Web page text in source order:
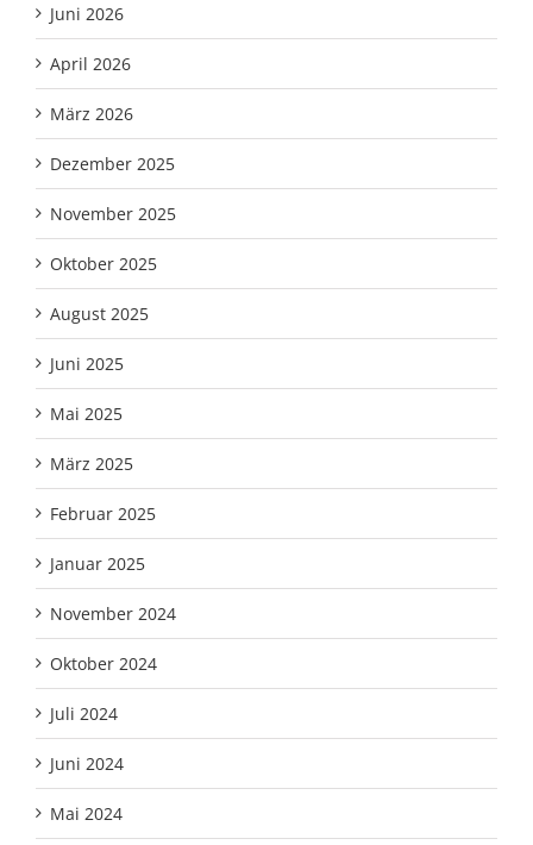
Juni 2026
April 2026
März 2026
Dezember 2025
November 2025
Oktober 2025
August 2025
Juni 2025
Mai 2025
März 2025
Februar 2025
Januar 2025
November 2024
Oktober 2024
Juli 2024
Juni 2024
Mai 2024